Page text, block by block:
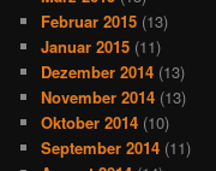
Februar 2015 (13)
Januar 2015 (11)
Dezember 2014 (13)
November 2014 (13)
Oktober 2014 (10)
September 2014 (11)